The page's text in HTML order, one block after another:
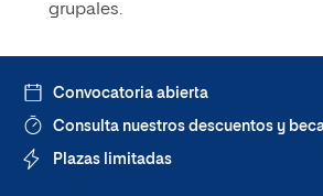
grupales.
Convocatoria abierta
Consulta nuestros descuentos y
Plazas limitadas